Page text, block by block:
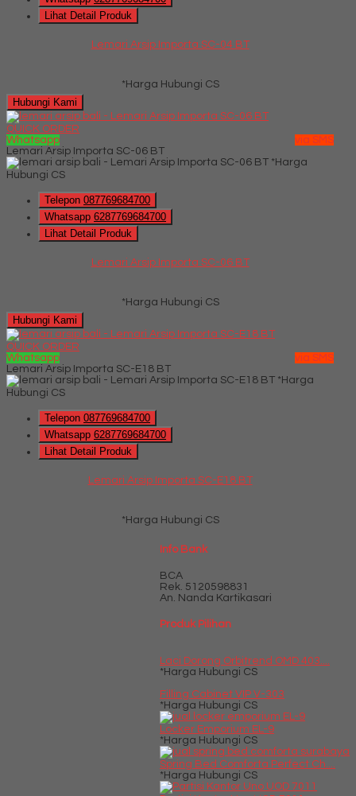
Lihat Detail Produk
Lemari Arsip Importa SC-04 BT
*Harga Hubungi CS
Hubungi Kami
QUICK ORDER
Whatsapp
via SMS
Lemari Arsip Importa SC-06 BT
*Harga
Hubungi CS
Telepon 087769684700
Whatsapp 6287769684700
Lihat Detail Produk
Lemari Arsip Importa SC-06 BT
*Harga Hubungi CS
Hubungi Kami
QUICK ORDER
Whatsapp
via SMS
Lemari Arsip Importa SC-E18 BT
*Harga
Hubungi CS
Telepon 087769684700
Whatsapp 6287769684700
Lihat Detail Produk
Lemari Arsip Importa SC-E18 BT
*Harga Hubungi CS
Info Bank
BCA
Rek. 5120598831
An. Nanda Kartikasari
Produk Pilihan
Laci Dorong Orbitrend OMD 403....
*Harga Hubungi CS
Filling Cabinet VIP V-303
*Harga Hubungi CS
Locker Emporium EL-9
*Harga Hubungi CS
Spring Bed Comforta Perfect Ch....
*Harga Hubungi CS